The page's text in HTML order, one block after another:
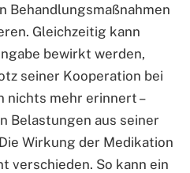
Behandlungsmaßnahmen
Gleichzeitig kann
bewirkt werden,
seiner Kooperation bei
nichts mehr erinnert –
Belastungen aus seiner
Wirkung der Medikation
verschieden. So kann ein